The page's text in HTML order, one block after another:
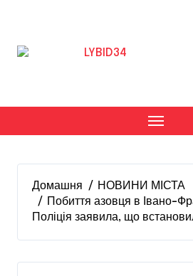
Домашня
НОВИНИ МІСТА
Побиття азовця в Івано-
Поліція заявила, що